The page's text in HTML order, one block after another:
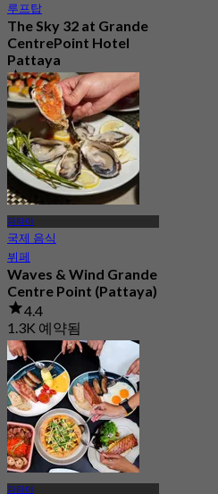
루프탑
The Sky 32 at Grande
CentrePoint Hotel
Pattaya
4.9
11.7K 예약됨
에서฿ 980
파타야
국제 음식
뷔페
Waves & Wind Grande
Centre Point (Pattaya)
4.4
1.3K 예약됨
에서
฿ 700
파타야